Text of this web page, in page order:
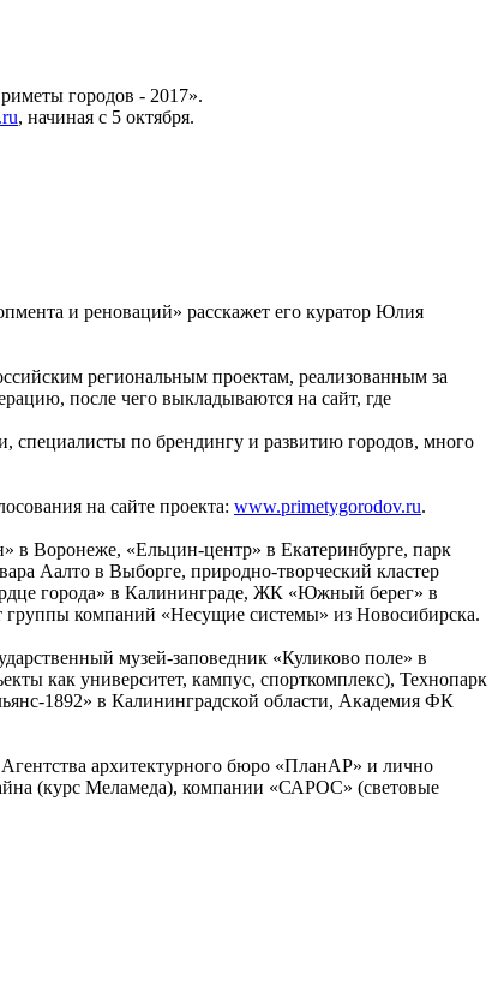
городов - 2017».
, начиная с 5 октября.
и реноваций» расскажет его куратор Юлия
региональным проектам, реализованным за
после чего выкладываются на сайт, где
специалисты по брендингу и развитию городов, много
на сайте проекта: www.primetygorodov.ru.
в Воронеже, «Ельцин-центр» в Екатеринбурге, парк
Аалто в Выборге, природно-творческий кластер
города» в Калининграде, ЖК «Южный берег» в
группы компаний «Несущие системы» из Новосибирска.
музей-заповедник «Куликово поле» в
как университет, кампус, спорткомплекс), Технопарк
1892» в Калининградской области, Академия ФК
архитектурного бюро «ПланАР» и лично
(курс Меламеда), компании «САРОС» (световые